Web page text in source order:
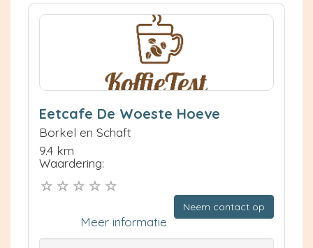
Eetcafe De Woeste Hoeve
Borkel en Schaft
9.4 km
Waardering:
Neem contact op
Meer informatie